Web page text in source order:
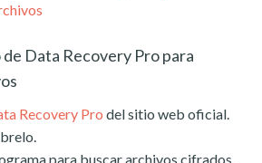
Data Recovery Pro para
Recovery Pro del sitio web oficial.
para buscar archivos cifrados.